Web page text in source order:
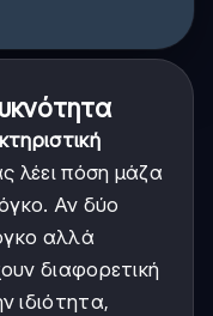
λέει πόση μάζα
Αν δύο
αλλά
διαφορετική
ιδιότητα,